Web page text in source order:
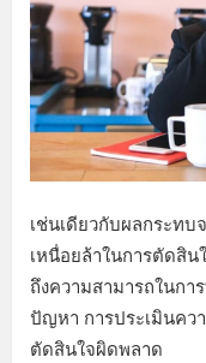
เช่นเดียวกับผลกระทบ
เหนื่อยล้าในการตัดสิ
ถึงความสามารถในกา
ปัญหา การประเมินคว
ตัดสินใจผิดพลาด